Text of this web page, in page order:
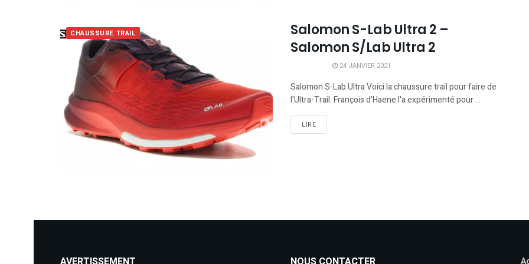
CHAUSSURE TRAIL
Salomon S-Lab Ultra 2 –
Salomon S/Lab Ultra 2
24 JANVIER 2021
Salomon S-Lab Ultra Voici la chaussure trail pour faire de
l'Ultra-Trail. François d'Haene l'a expérimenté pour ...
LIRE